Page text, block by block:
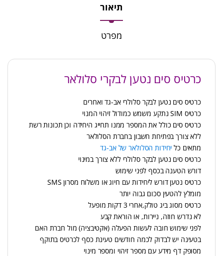
תיאור
מפרט
כרטיס סים נטען לבקרי סלולאר
כרטיס סים נטען לבקר סלולרי אב-גד ואחרים
כרטיס SIM נתקע משמש כמודול זיהוי המנוי
כרטיס סים כולל את המספר ממנו תחייג היחידה וכן תכונות רשת
ללא צורך בפתיחת חשבון בחברת הסלולאר
מתאים כל יחידות הסלולאר של אב-גד
כרטיס סים נטען לבקר סלולרי ללא צורך במינוי
דורש הטענה בכסף לפני שימוש
כרטיס נטען דורש ליחידות עם חיוג או משלוח מסרון SMS
מומלץ להטעין סכום גבוה יותר
כרטיס מסוג ביג טולק,אחרי 3 דקות מופעל
לא נדרש חוזה, ניירות, או הוראת קבע
לפני שימוש חובה לעשות הפעלה (אקטיבציה) מול חברת האם
בטעינה יש לבדוק לכמה חודשים טעינת כסף לכרטיס בתוקף
מסופק דף מידע עם מספר זיהוי ומספר מינוי